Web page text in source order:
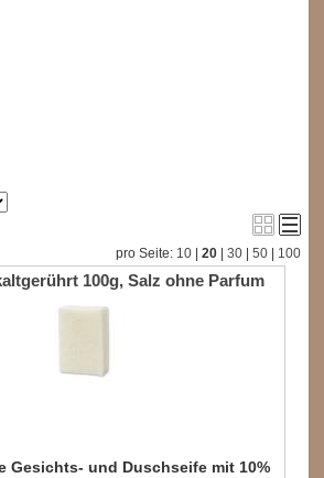
pro Seite: 10| 20| 30| 50| 100
100g, Salz ohne Parfum
Gesichts- und Duschseife mit 10%